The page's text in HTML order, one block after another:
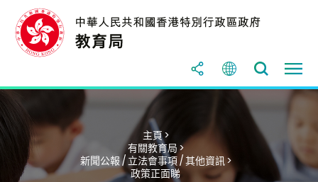
主頁 >
有關教育局 >
新聞公報 / 立法會事項 / 其他資訊 >
政策正面睇